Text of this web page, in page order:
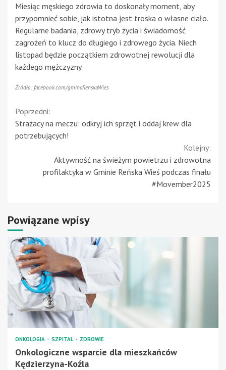
Miesiąc męskiego zdrowia to doskonały moment, aby
przypomnieć sobie, jak istotna jest troska o własne ciało.
Regularne badania, zdrowy tryb życia i świadomość
zagrożeń to klucz do długiego i zdrowego życia. Niech
listopad będzie początkiem zdrowotnej rewolucji dla
każdego mężczyzny.
Źródło: facebook.com/gminaRenskaWies
Continue
Reading
Poprzedni:
Strażacy na meczu: odkryj ich sprzęt i oddaj krew dla
potrzebujących!
Kolejny:
Aktywność na świeżym powietrzu i zdrowotna
profilaktyka w Gminie Reńska Wieś podczas finału
#Movember2025
Powiązane wpisy
ONKOLOGIA SZPITAL ZDROWIE
Onkologiczne wsparcie dla mieszkańców
Kędzierzyna-Koźla